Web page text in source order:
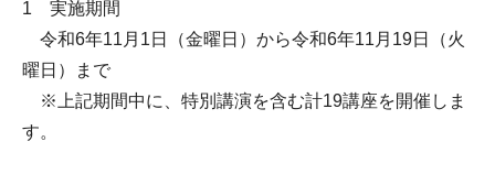
1 実施期間
令和6年11月1日（金曜日）から令和6年11月19日（火
曜日）まで
※上記期間中に、特別講演を含む計19講座を開催しま
す。